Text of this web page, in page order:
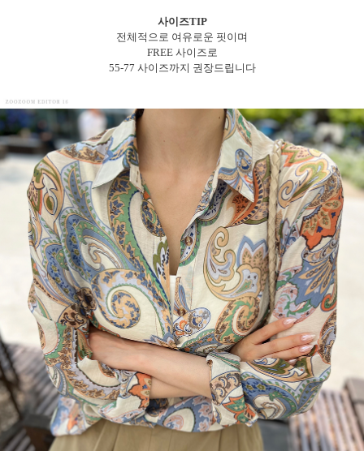
사이즈TIP
전체적으로 여유로운 핏이며
FREE 사이즈로
55-77 사이즈까지 권장드립니다